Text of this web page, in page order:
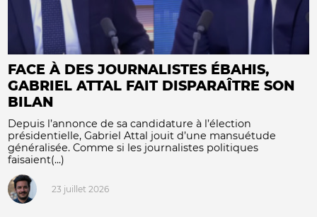
FACE À DES JOURNALISTES ÉBAHIS,
GABRIEL ATTAL FAIT DISPARAÎTRE SON
BILAN
Depuis l’annonce de sa candidature à l’élection
présidentielle, Gabriel Attal jouit d’une mansuétude
généralisée. Comme si les journalistes politiques
faisaient(...)
23 juillet 2026